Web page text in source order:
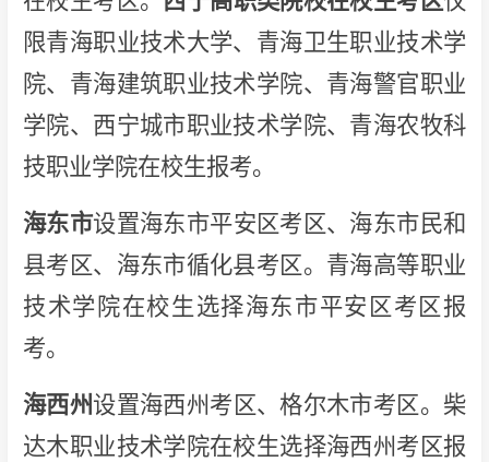
限青海职业技术大学、青海卫生职业技术学
院、青海建筑职业技术学院、青海警官职业
学院、西宁城市职业技术学院、青海农牧科
技职业学院在校生报考。
海东市设置海东市平安区考区、海东市民和
县考区、海东市循化县考区。青海高等职业
技术学院在校生选择海东市平安区考区报
考。
海西州设置海西州考区、格尔木市考区。柴
达木职业技术学院在校生选择海西州考区报